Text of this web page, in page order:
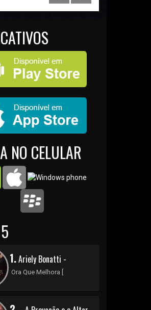
NO CELULAR
1.Ariely Bonatti -
Ora Que Melhora [